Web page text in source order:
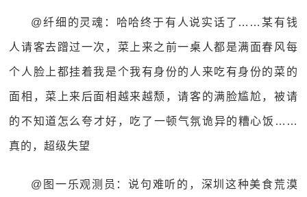
@纤细的灵魂：哈哈终于有人说实话了……某有钱
人请客去蹭过一次，菜上来之前一桌人都是满面春风每
个人脸上都挂着我是个我有身份的人来吃有身份的菜的
面相，菜上来后面相越来越颓，请客的满脸尴尬，被请
的不知道怎么夸才好，吃了一顿气氛诡异的糟心饭……
真的，超级失望
@图一乐观测员：说句难听的，深圳这种美食荒漠